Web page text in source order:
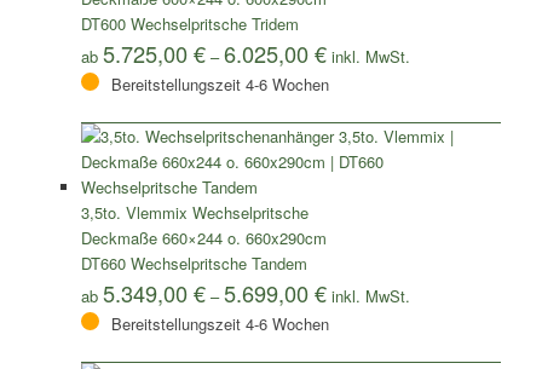
DT600 Wechselpritsche Tridem
ab 5.725,00€–6.025,00€
Bereitstellungszeit 4-6 Wochen
3,5to. Vlemmix Wechselpritsche
Deckmaße 660×244 o. 660x290cm
DT660 Wechselpritsche Tandem
ab 5.349,00€–5.699,00€
Bereitstellungszeit 4-6 Wochen